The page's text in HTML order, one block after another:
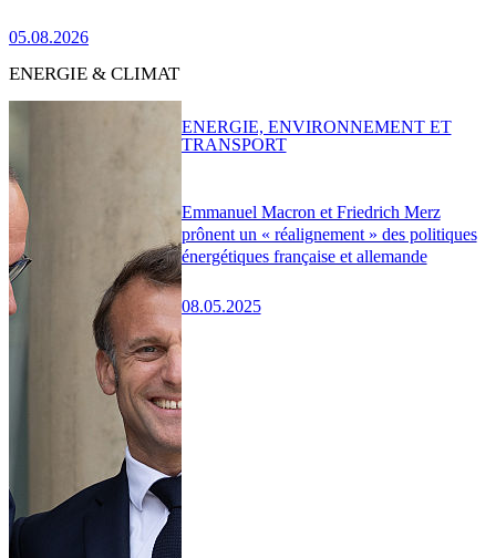
05.08.2026
ENERGIE & CLIMAT
Emmanuel Macron et Friedrich Merz
prônent un « réalignement » des politiques
énergétiques française et allemande
08.05.2025
ENERGIE, ENVIRONNEMENT ET
TRANSPORT